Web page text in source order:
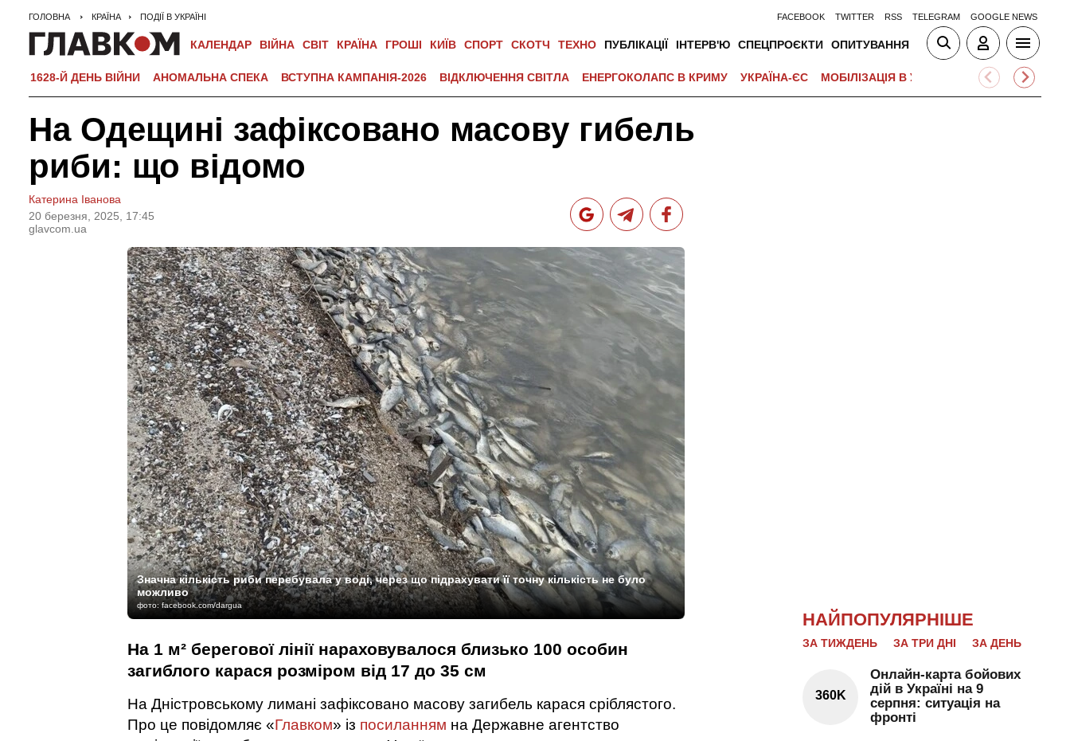
ГОЛОВНА КРАЇНА ПОДІЇ В УКРАЇНІ FACEBOOK TWITTER RSS TELEGRAM GOOGLE NEWS
КАЛЕНДАР ВІЙНА СВІТ КРАЇНА ГРОШІ КИЇВ СПОРТ СКОТЧ ТЕХНО ПУБЛІКАЦІЇ ІНТЕРВ'Ю СПЕЦПРОЄКТИ ОПИТУВАННЯ
1628-Й ДЕНЬ ВІЙНИ АНОМАЛЬНА СПЕКА ВСТУПНА КАМПАНІЯ-2026 ВІДКЛЮЧЕННЯ СВІТЛА ЕНЕРГОКОЛАПС В КРИМУ УКРАЇНА-ЄС МОБІЛІЗАЦІЯ В УКРАЇНІ ВІЙНА НА
На Одещині зафіксовано масову гибель
риби: що відомо
Катерина Іванова
20 березня, 2025, 17:45
glavcom.ua
Значна кількість риби перебувала у воді, через що підрахувати її точну кількість не було
можливо
фото: facebook.com/dargua
На 1 м² берегової лінії нараховувалося близько 100 особин
загиблого карася розміром від 17 до 35 см
На Дністровському лимані зафіксовано масову загибель карася сріблястого.
Про це повідомляє «Главком» із посиланням на Державне агентство
НАЙПОПУЛЯРНІШЕ
ЗА ТИЖДЕНЬ ЗА ТРИ ДНІ ЗА ДЕНЬ
360K
Онлайн-карта бойових
дій в Україні на 9
серпня: ситуація на
фронті